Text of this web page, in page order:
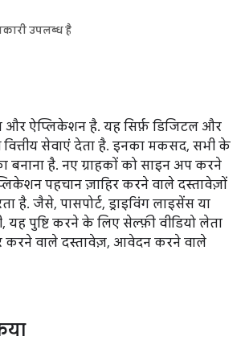
उपलब्ध है
और ऐप्लिकेशन है. यह सिर्फ़ डिजिटल और
वित्तीय सेवाएं देता है. इनका मकसद, सभी के
बनाना है. नए ग्राहकों को साइन अप करने
पहचान ज़ाहिर करने वाले दस्तावेज़ों
है. जैसे, पासपोर्ट, ड्राइविंग लाइसेंस या
यह पुष्टि करने के लिए सेल्फ़ी वीडियो लेता
करने वाले दस्तावेज़, आवेदन करने वाले